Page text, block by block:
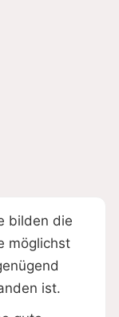
bilden die
möglichst
ist.